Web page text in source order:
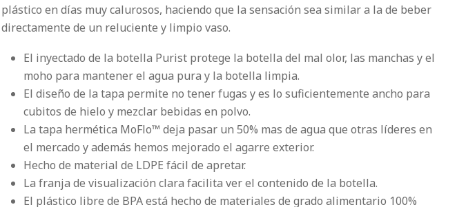
plástico en días muy calurosos, haciendo que la sensación sea similar a la de beber
directamente de un reluciente y limpio vaso.
El inyectado de la botella Purist protege la botella del mal olor, las manchas y el
moho para mantener el agua pura y la botella limpia.
El diseño de la tapa permite no tener fugas y es lo suficientemente ancho para
cubitos de hielo y mezclar bebidas en polvo.
La tapa hermética MoFlo™ deja pasar un 50% mas de agua que otras líderes en
el mercado y además hemos mejorado el agarre exterior.
Hecho de material de LDPE fácil de apretar.
La franja de visualización clara facilita ver el contenido de la botella.
El plástico libre de BPA está hecho de materiales de grado alimentario 100%